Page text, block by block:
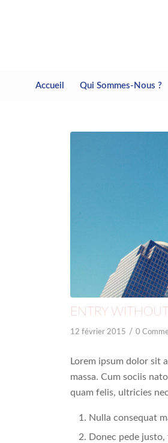
Accueil Qui Sommes-Nous ?
ENTRY
12 février 2015 / 0
Lorem ipsum dolor sit
massa. Cum sociis
quam felis, ultricies
Nulla consequat
Donec pede